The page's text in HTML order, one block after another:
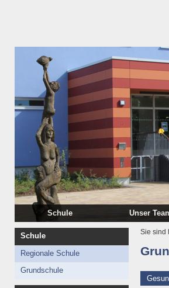
Schule
Regionale Schule
Grundschule
Unser
Lehrer
Technisches
Schule
Regionale Schule
Grundschule
Sie sind